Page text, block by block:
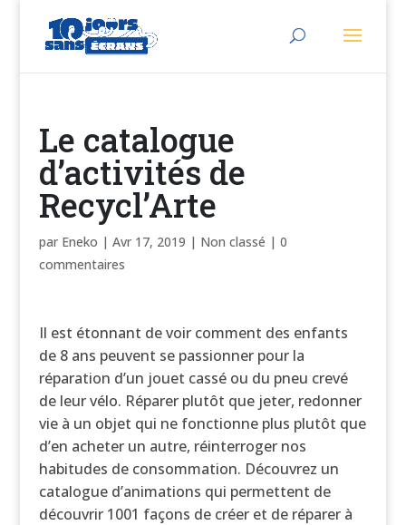
Le catalogue
d’activités de
Recycl’Arte
par Eneko | Avr 17, 2019 | Non classé | 0
commentaires
Il est étonnant de voir comment des enfants
de 8 ans peuvent se passionner pour la
réparation d’un jouet cassé ou du pneu crevé
de leur vélo. Réparer plutôt que jeter, redonner
vie à un objet qui ne fonctionne plus plutôt que
d’en acheter un autre, réinterroger nos
habitudes de consommation. Découvrez un
catalogue d’animations qui permettent de
découvrir 1001 façons de créer et de réparer à